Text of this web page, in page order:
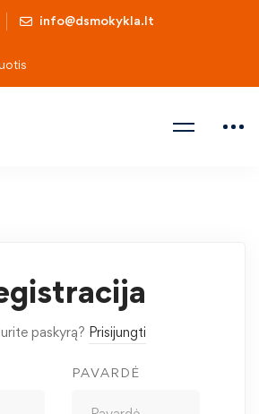
info@dsmokykla.lt
paskyrą? Prisijungti
PAVARDĖ